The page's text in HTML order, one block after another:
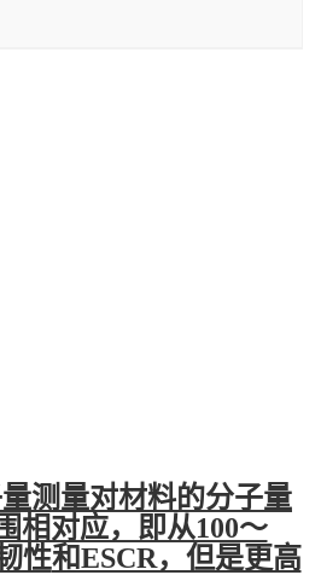
测量对材料的分子量
相对应，即从100～
性和ESCR，但是更高